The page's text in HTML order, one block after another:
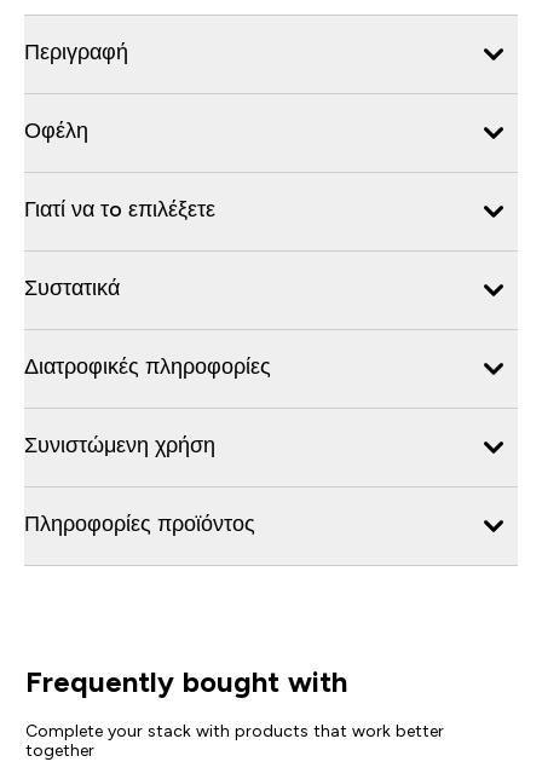
Περιγραφή
Οφέλη
Γιατί να τo επιλέξετε
Συστατικά
Διατροφικές πληροφορίες
Συνιστώμενη χρήση
Πληροφορίες προϊόντος
Frequently bought with
Complete your stack with products that work better
together